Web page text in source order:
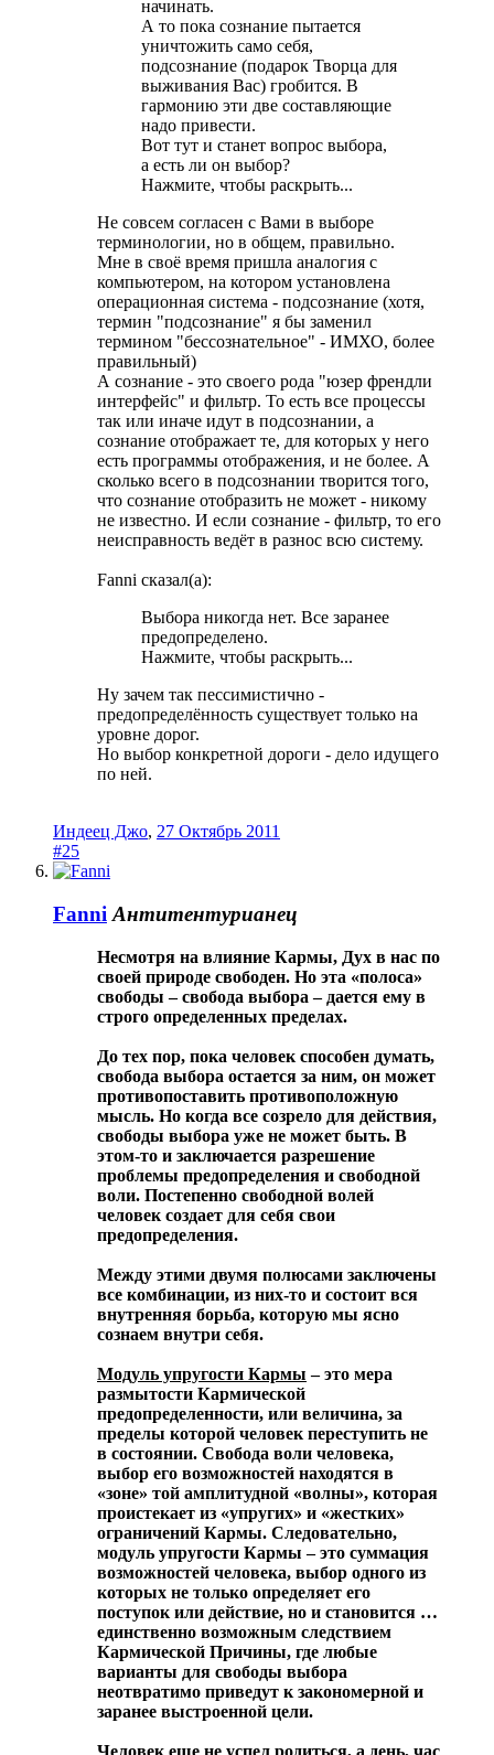
начинать.
А то пока сознание пытается
уничтожить само себя,
подсознание (подарок Творца для
выживания Вас) гробится. В
гармонию эти две составляющие
надо привести.
Вот тут и станет вопрос выбора,
а есть ли он выбор?
Нажмите, чтобы раскрыть...
Не совсем согласен с Вами в выборе
терминологии, но в общем, правильно.
Мне в своё время пришла аналогия с
компьютером, на котором установлена
операционная система - подсознание (хотя,
термин "подсознание" я бы заменил
термином "бессознательное" - ИМХО, более
правильный)
А сознание - это своего рода "юзер френдли
интерфейс" и фильтр. То есть все процессы
так или иначе идут в подсознании, а
сознание отображает те, для которых у него
есть программы отображения, и не более. А
сколько всего в подсознании творится того,
что сознание отобразить не может - никому
не известно. И если сознание - фильтр, то его
неисправность ведёт в разнос всю систему.
Fanni сказал(а):
Выбора никогда нет. Все заранее
предопределено.
Нажмите, чтобы раскрыть...
Ну зачем так пессимистично -
предопределённость существует только на
уровне дорог.
Но выбор конкретной дороги - дело идущего
по ней.
Индеец Джо, 27 Октябрь 2011
#25
Fanni Антитентурианец
Несмотря на влияние Кармы, Дух в нас по
своей природе свободен. Но эта «полоса»
свободы – свобода выбора – дается ему в
строго определенных пределах.
До тех пор, пока человек способен думать,
свобода выбора остается за ним, он может
противопоставить противоположную
мысль. Но когда все созрело для действия,
свободы выбора уже не может быть. В
этом-то и заключается разрешение
проблемы предопределения и свободной
воли. Постепенно свободной волей
человек создает для себя свои
предопределения.
Между этими двумя полюсами заключены
все комбинации, из них-то и состоит вся
внутренняя борьба, которую мы ясно
сознаем внутри себя.
Модуль упругости Кармы – это мера
размытости Кармической
предопределенности, или величина, за
пределы которой человек переступить не
в состоянии. Свобода воли человека,
выбор его возможностей находятся в
«зоне» той амплитудной «волны», которая
проистекает из «упругих» и «жестких»
ограничений Кармы. Следовательно,
модуль упругости Кармы – это суммация
возможностей человека, выбор одного из
которых не только определяет его
поступок или действие, но и становится …
единственно возможным следствием
Кармической Причины, где любые
варианты для свободы выбора
неотвратимо приведут к закономерной и
заранее выстроенной цели.
Человек еще не успел родиться, а день, час